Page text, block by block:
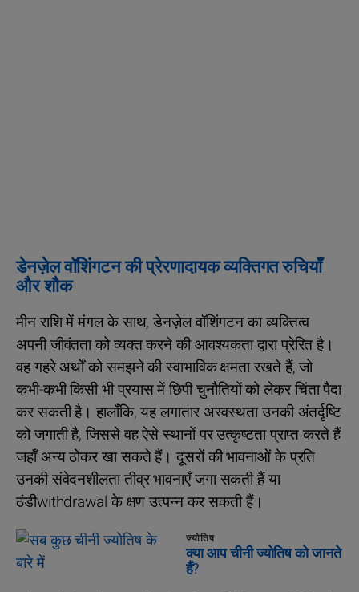
डेनज़ेल वॉशिंगटन की प्रेरणादायक व्यक्तिगत रुचियाँ
और शौक
मीन राशि में मंगल के साथ, डेनज़ेल वॉशिंगटन का व्यक्तित्व
अपनी जीवंतता को व्यक्त करने की आवश्यकता द्वारा प्रेरित है।
वह गहरे अर्थों को समझने की स्वाभाविक क्षमता रखते हैं, जो
कभी-कभी किसी भी प्रयास में छिपी चुनौतियों को लेकर चिंता पैदा
कर सकती है। हालाँकि, यह लगातार अस्वस्थता उनकी अंतर्दृष्टि
को जगाती है, जिससे वह ऐसे स्थानों पर उत्कृष्टता प्राप्त करते हैं
जहाँ अन्य ठोकर खा सकते हैं। दूसरों की भावनाओं के प्रति
उनकी संवेदनशीलता तीव्र भावनाएँ जगा सकती हैं या
ठंडीwithdrawal के क्षण उत्पन्न कर सकती हैं।
ज्योतिष
क्या आप चीनी ज्योतिष को जानते
हैं?